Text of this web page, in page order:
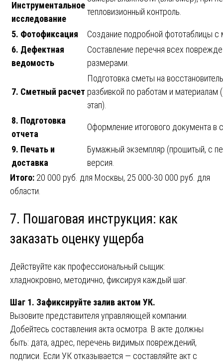
Инструментальное
исследование
тепловизионный контроль.
5. Фотофиксация
Создание подробной фототаблицы с
6. Дефектная
ведомость
Составление перечня всех
размерами.
7. Сметный расчет
Подготовка сметы на
разбивкой по работам и
этап).
8. Подготовка
отчета
Оформление итогового документа в
9. Печать и
доставка
Бумажный экземпляр (прошитый, с
версия.
Итого: 20 000 руб. для Москвы, 25 000-30 000 руб. для
области.
7. Пошаговая инструкция: как
заказать оценку ущерба
Действуйте как профессиональный сыщик:
хладнокровно, методично, фиксируя каждый шаг.
Шаг 1. Зафиксируйте залив актом УК.
Вызовите представителя управляющей компании.
Добейтесь составления акта осмотра. В акте должны
быть: дата, адрес, перечень видимых повреждений,
подписи. Если УК отказывается — составляйте акт с